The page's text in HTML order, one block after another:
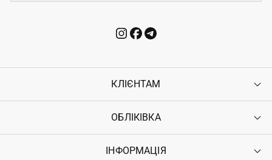
КЛІЄНТАМ
Контакти
Повернення
ОБЛІКІВКА
Увійти
ІНФОРМАЦІЯ